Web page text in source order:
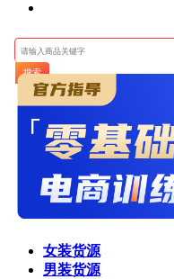
搜索
女装货源
男装货源